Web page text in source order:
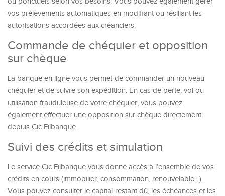
vos prélèvements automatiques en modifiant ou résiliant les
autorisations accordées aux créanciers.
Commande de chéquier et opposition
sur chèque
La banque en ligne vous permet de commander un nouveau
chéquier et de suivre son expédition. En cas de perte, vol ou
utilisation frauduleuse de votre chéquier, vous pouvez
également effectuer une opposition sur chèque directement
depuis Cic Filbanque.
Suivi des crédits et simulation
Le service Cic Filbanque vous donne accès à l’ensemble de vos
crédits en cours (immobilier, consommation, renouvelable…).
Vous pouvez consulter le capital restant dû, les échéances et les